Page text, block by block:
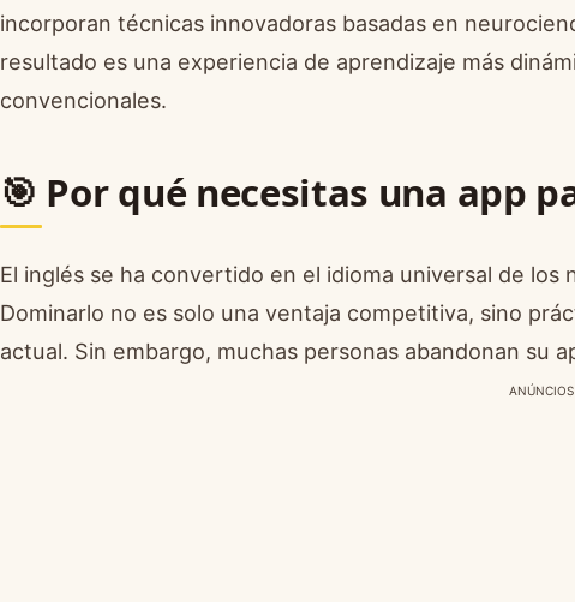
incorporan técnicas innovadoras basadas en
resultado es una experiencia de aprendizaje más
convencionales.
🎯 Por qué necesitas una app
El inglés se ha convertido en el idioma universal de
Dominarlo no es solo una ventaja competitiva, sino
actual. Sin embargo, muchas personas abandonan su
ANÚNCIOS